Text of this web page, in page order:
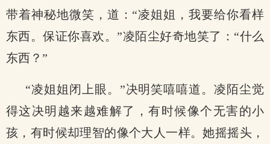
带着神秘地微笑，道：“凌姐姐，我要给你看样
东西。保证你喜欢。”凌陌尘好奇地笑了：“什么
东西？”
“凌姐姐闭上眼。”决明笑嘻嘻道。凌陌尘觉
得这决明越来越难解了，有时候像个无害的小
孩，有时候却理智的像个大人一样。她摇摇头，